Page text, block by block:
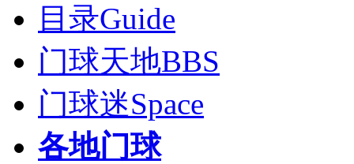
目录Guide
门球天地BBS
门球迷Space
各地门球